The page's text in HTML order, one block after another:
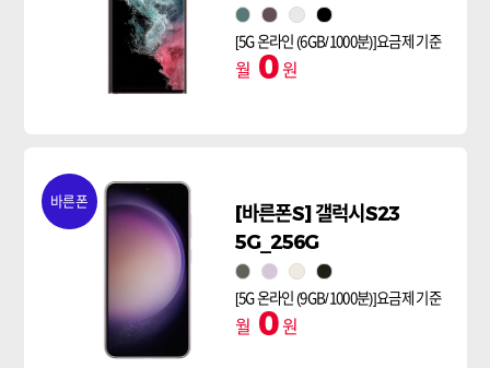
그린 버건디팬텀 화이트
팬텀블랙
[5G 온라인 (6GB/1000분)]요금제 기준
월 0원
바른폰
[바른폰S] 갤럭시S23
5G_256G
그린 라벤더크림
팬텀블랙
[5G 온라인 (9GB/1000분)]요금제 기준
월 0원